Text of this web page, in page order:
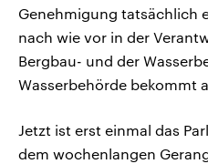
Genehmigung tatsächlich
nach wie vor in der
Bergbau- und der
Wasserbehörde bekommt
Jetzt ist erst einmal das
dem wochenlangen